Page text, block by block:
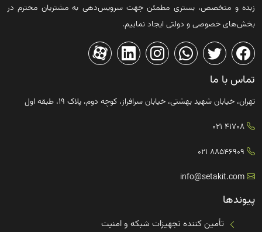
زبده و متخصص، بستری مطمئن جهت سرویس‌دهی به مشتریان محترم در
بخش‌های خصوصی و دولتی ایجاد نماییم.
تماس با ما
تهران، خیابان شهید بهشتی، خیابان سرافراز، کوچه دوم، پلاک ۱۹، طبقه اول
41708 021
88546909 021
info@setakit.com
پیوندها
تأمین کننده تجهیزات شبکه و امنیت